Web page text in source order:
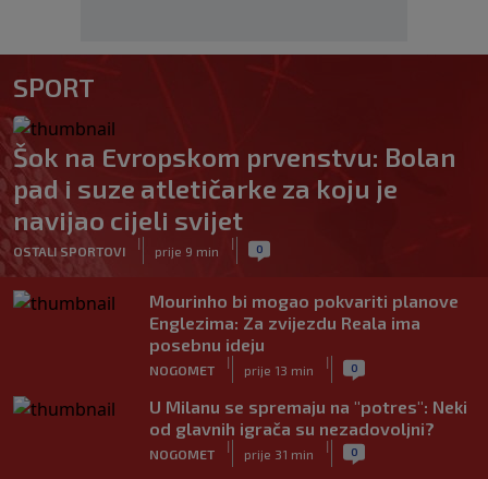
SPORT
Šok na Evropskom prvenstvu: Bolan
pad i suze atletičarke za koju je
navijao cijeli svijet
OSTALI SPORTOVI
|
prije 9 min
| 0
Mourinho bi mogao pokvariti planove
Englezima: Za zvijezdu Reala ima
posebnu ideju
NOGOMET
|
prije 13 min
| 0
U Milanu se spremaju na "potres": Neki
od glavnih igrača su nezadovoljni?
NOGOMET
|
prije 31 min
| 0